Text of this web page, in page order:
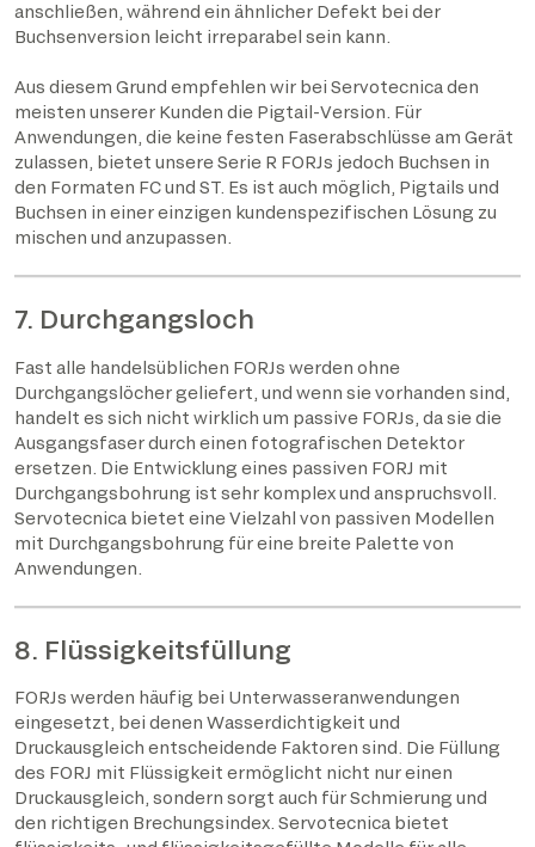
anschließen, während ein ähnlicher Defekt bei der
Buchsenversion leicht irreparabel sein kann.
Aus diesem Grund empfehlen wir bei Servotecnica den
meisten unserer Kunden die Pigtail-Version. Für
Anwendungen, die keine festen Faserabschlüsse am Gerät
zulassen, bietet unsere Serie R FORJs jedoch Buchsen in
den Formaten FC und ST. Es ist auch möglich, Pigtails und
Buchsen in einer einzigen kundenspezifischen Lösung zu
mischen und anzupassen.
7. Durchgangsloch
Fast alle handelsüblichen FORJs werden ohne
Durchgangslöcher geliefert, und wenn sie vorhanden sind,
handelt es sich nicht wirklich um passive FORJs, da sie die
Ausgangsfaser durch einen fotografischen Detektor
ersetzen. Die Entwicklung eines passiven FORJ mit
Durchgangsbohrung ist sehr komplex und anspruchsvoll.
Servotecnica bietet eine Vielzahl von passiven Modellen
mit Durchgangsbohrung für eine breite Palette von
Anwendungen.
8. Flüssigkeitsfüllung
FORJs werden häufig bei Unterwasseranwendungen
eingesetzt, bei denen Wasserdichtigkeit und
Druckausgleich entscheidende Faktoren sind. Die Füllung
des FORJ mit Flüssigkeit ermöglicht nicht nur einen
Druckausgleich, sondern sorgt auch für Schmierung und
den richtigen Brechungsindex. Servotecnica bietet